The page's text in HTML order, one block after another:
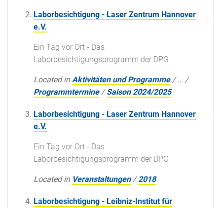
Laborbesichtigung - Laser Zentrum Hannover
e.V.
Ein Tag vor Ort - Das
Laborbesichtigungsprogramm der DPG
Located in Aktivitäten und Programme /… /
Programmtermine /Saison 2024/2025
Laborbesichtigung - Laser Zentrum Hannover
e.V.
Ein Tag vor Ort - Das
Laborbesichtigungsprogramm der DPG
Located in Veranstaltungen /2018
Laborbesichtigung - Leibniz-Institut für